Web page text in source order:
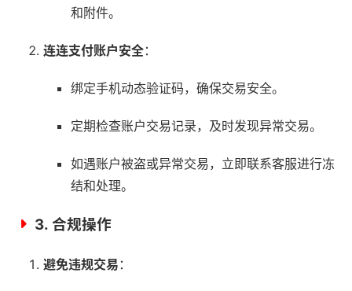
和附件。
连连支付账户安全：
绑定手机动态验证码，确保交易安全。
定期检查账户交易记录，及时发现异常交易。
如遇账户被盗或异常交易，立即联系客服进行冻
结和处理。
3. 合规操作
避免违规交易 ：